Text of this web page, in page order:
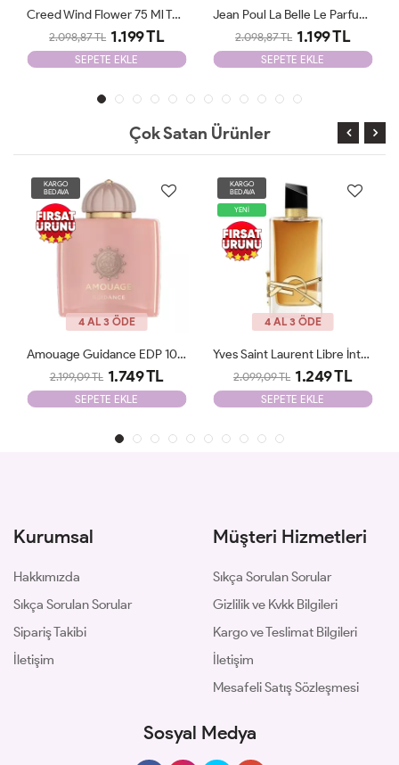
Creed Wind Flower 75 Ml Tester
2.098,87 TL 1.199 TL
SEPETE EKLE
Jean Poul La Belle Le Parfum Edp 100 ML Woman Tester
2.098,87 TL 1.199 TL
SEPETE EKLE
Çok Satan Ürünler
KARGO
BEDAVA
4 AL 3 ÖDE
Amouage Guidance EDP 100 Ml Tester
2.199,09 TL 1.749 TL
SEPETE EKLE
KARGO
BEDAVA
YENİ
4 AL 3 ÖDE
Yves Saint Laurent Libre İntence Edp 90 Ml Tester
2.099,09 TL 1.249 TL
SEPETE EKLE
Kurumsal
Hakkımızda
Sıkça Sorulan Sorular
Sipariş Takibi
İletişim
Müşteri Hizmetleri
Sıkça Sorulan Sorular
Gizlilik ve Kvkk Bilgileri
Kargo ve Teslimat Bilgileri
İletişim
Mesafeli Satış Sözleşmesi
Sosyal Medya